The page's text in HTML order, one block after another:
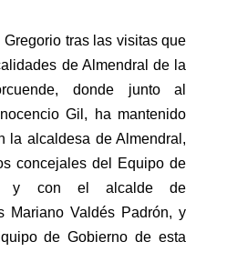
tras las visitas que
de Almendral de la
donde junto al
Gil, ha mantenido
la alcaldesa de Almendral,
concejales del Equipo de
y con el alcalde de
Mariano Valdés Padrón, y
de Gobierno de esta